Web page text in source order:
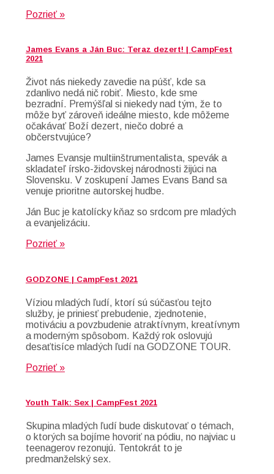
Pozrieť »
James Evans a Ján Buc: Teraz dezert! | CampFest
2021
Život nás niekedy zavedie na púšť, kde sa
zdanlivo nedá nič robiť. Miesto, kde sme
bezradní. Premýšľal si niekedy nad tým, že to
môže byť zároveň ideálne miesto, kde môžeme
očakávať Boží dezert, niečo dobré a
občerstvujúce?
James Evansje multiinštrumentalista, spevák a
skladateľ írsko-židovskej národnosti žijúci na
Slovensku. V zoskupení James Evans Band sa
venuje prioritne autorskej hudbe.
Ján Buc je katolícky kňaz so srdcom pre mladých
a evanjelizáciu.
Pozrieť »
GODZONE | CampFest 2021
Víziou mladých ľudí, ktorí sú súčasťou tejto
služby, je priniesť prebudenie, zjednotenie,
motiváciu a povzbudenie atraktívnym, kreatívnym
a moderným spôsobom. Každý rok oslovujú
desaťtisíce mladých ľudí na GODZONE TOUR.
Pozrieť »
Youth Talk: Sex | CampFest 2021
Skupina mladých ľudí bude diskutovať o témach,
o ktorých sa bojíme hovoriť na pódiu, no najviac u
teenagerov rezonujú. Tentokrát to je
predmanželský sex.